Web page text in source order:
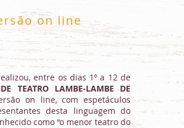
on line
entre os dias 1º a 12 de
TEATRO LAMBE-LAMBE DE
on line, com espetáculos
desta linguagem do
como “o menor teatro do